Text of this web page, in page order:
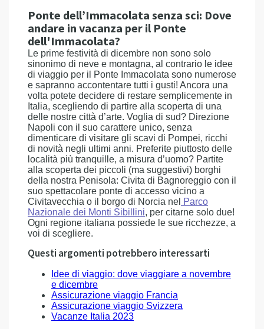
Ponte dell’Immacolata senza sci: Dove
andare in vacanza per il Ponte
dell'Immacolata?
Le prime festività di dicembre non sono solo
sinonimo di neve e montagna, al contrario le idee
di viaggio per il Ponte Immacolata sono numerose
e sapranno accontentare tutti i gusti! Ancora una
volta potete decidere di restare semplicemente in
Italia, scegliendo di partire alla scoperta di una
delle nostre città d’arte. Voglia di sud? Direzione
Napoli con il suo carattere unico, senza
dimenticare di visitare gli scavi di Pompei, ricchi
di novità negli ultimi anni. Preferite piuttosto delle
località più tranquille, a misura d’uomo? Partite
alla scoperta dei piccoli (ma suggestivi) borghi
della nostra Penisola: Civita di Bagnoreggio con il
suo spettacolare ponte di accesso vicino a
Civitavecchia o il borgo di Norcia nel Parco
Nazionale dei Monti Sibillini, per citarne solo due!
Ogni regione italiana possiede le sue ricchezze, a
voi di scegliere.
Questi argomenti potrebbero interessarti
Idee di viaggio: dove viaggiare a novembre
e dicembre
Assicurazione viaggio Francia
Assicurazione viaggio Svizzera
Vacanze Italia 2023